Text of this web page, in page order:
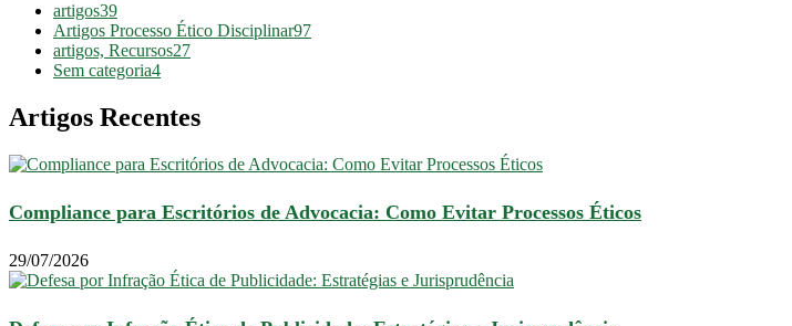
artigos39
Artigos Processo Ético Disciplinar97
artigos, Recursos27
Sem categoria4
Artigos Recentes
Compliance para Escritórios de Advocacia: Como Evitar Processos Éticos
29/07/2026